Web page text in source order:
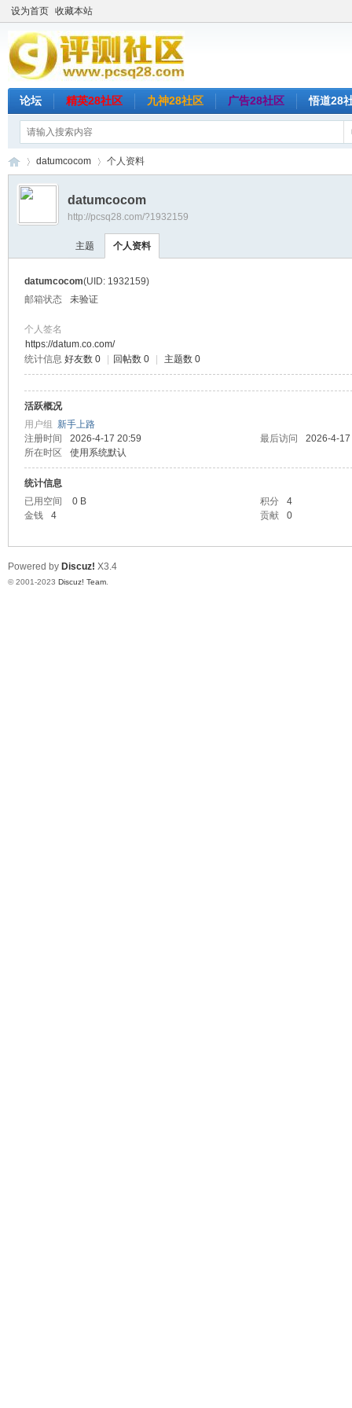
设为首页 收藏本站
论坛 精英28社区 九神28社区 广告28社区 悟道28
›
datumcocom 个人资料
datumcocom
http://pcsq28.com/?1932159
主题 个人资料
datumcocom(UID: 1932159)
邮箱状态
未验证
个人签名
https://datum.co.com/
统计信息 好友数 0 回帖数 0 主题数 0
活跃概况
用户组 新手上路
注册时间
2026-4-17 20:59 最后访问
2026-4-
所在时区
使用系统默认
统计信息
已用空间
0 B 积分
4
金钱
4 贡献 0
Powered by Discuz! X3.4
© 2001-2023 Discuz! Team